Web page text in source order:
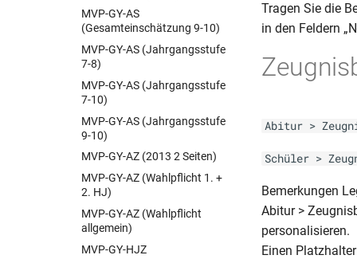
BER-BOS-FHReife (Schul Z
532)(06.05)
BER-BOS-HJZ (Schul Z 530)
(03.05)
BER-BQL TZ-AZ (Schul Z 507
BER-BQL TZ-HJZ (Schul Z 505
a-b-c)
BER-BQL TZ-HJZ (Schul Z 505
c)
BER-BQL VZ-HJZ (Schul Z
505 a)
BER-BS-AS (MSA Schul Z 502)
MVP-GY-AS
(Gesamteinschätzung 9-10)
MVP-GY-AS (Jahrgangsstufe
7-8)
MVP-GY-AS (Jahrgangsstufe
7-10)
MVP-GY-AS (Jahrgangsstufe
9-10)
MVP-GY-AZ (2013 2 Seiten)
MVP-GY-AZ (Wahlpflicht 1. +
2. HJ)
MVP-GY-AZ (Wahlpflicht
allgemein)
MVP-GY-HJZ
Tragen Sie die
in den Feldern
Abitur >
Schüler >
Bemerkungen
Abitur >
personalisieren.
Einen